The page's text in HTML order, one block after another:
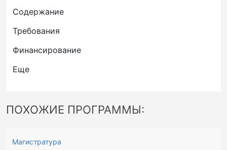
Содержание
Требования
Финансирование
Еще
ПОХОЖИЕ ПРОГРАММЫ:
Магистратура